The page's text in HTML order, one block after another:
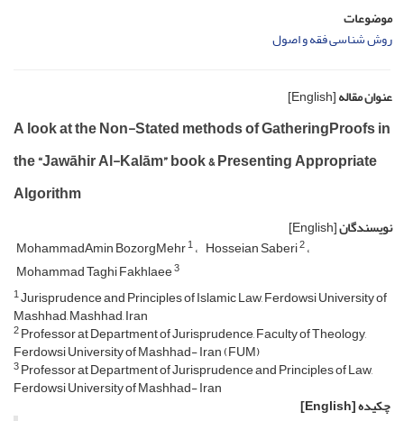
موضوعات
روش شناسی فقه و اصول
عنوان مقاله[English]
A look at the Non-Stated methods of GatheringProofs in
the “Jawāhir Al-Kalām” book & Presenting Appropriate
Algorithm
نویسندگان[English]
MohammadAmin BozorgMehr1 Hosseian Saberi2
Mohammad Taghi Fakhlaee3
1Jurisprudence and Principles of Islamic Law, Ferdowsi University of
Mashhad, Mashhad, Iran
2Professor at Department of Jurisprudence, Faculty of Theology,
Ferdowsi University of Mashhad- Iran (FUM)
3Professor at Department of Jurisprudence and Principles of Law,
Ferdowsi University of Mashhad- Iran
چکیده[English]